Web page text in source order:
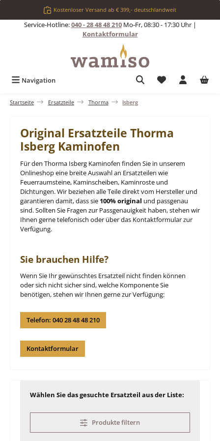
Zum Hauptinhalt springenKostenloser Versand ab € 399,- deutschlandweit
Service-Hotline:040 - 28 48 48 210Mo-Fr, 08:30 - 17:30 Uhr |
Kontaktformular
Navigation Du hast 0
Startseite Ersatzteile Thorma Isberg
Original Ersatzteile Thorma
Isberg Kaminofen
Für den Thorma Isberg Kaminofen finden Sie in unserem
Onlineshop eine breite Auswahl an Ersatzteilen wie
Feuerraumsteine, Kaminscheiben, Kaminroste und
Dichtungen. Wir beziehen alle Teile direkt vom Hersteller und
garantieren damit, dass sie 100% original und passgenau
sind. Sollten Sie Fragen zur Passgenauigkeit haben, stehen wir
Ihnen gerne telefonisch oder über das Kontaktformular zur
Verfügung.
Sie brauchen Hilfe?
Wenn Sie Ihr gewünschtes Ersatzteil nicht finden können
oder sich nicht sicher sind, welche Komponente Sie
benötigen, stehen wir Ihnen gerne zur Verfügung:
Telefon: 040 28 48 48 210
Kontaktformular
Wählen Sie das gesuchte Ersatzteil aus der Liste:
Produkte filtern